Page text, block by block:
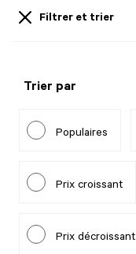
Filtrer et trier
Trier par
Populaires
Prix croissant
Prix décroissant